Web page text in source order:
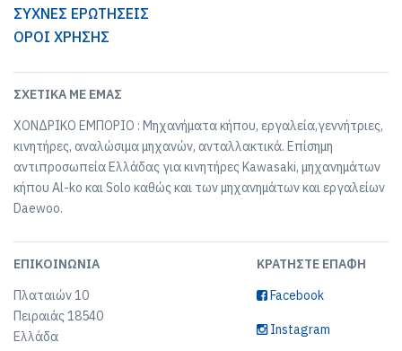
ΣΥΧΝΕΣ ΕΡΩΤΗΣΕΙΣ
ΟΡΟΙ ΧΡΗΣΗΣ
ΣΧΕΤΙΚΆ ΜΕ ΕΜΆΣ
ΧΟΝΔΡΙΚΟ ΕΜΠΟΡΙΟ : Μηχανήματα κήπου, εργαλεία,γεννήτριες,
κινητήρες, αναλώσιμα μηχανών, ανταλλακτικά. Επίσημη
αντιπροσωπεία Ελλάδας για κινητήρες Kawasaki, μηχανημάτων
κήπου Al-ko και Solo καθώς και των μηχανημάτων και εργαλείων
Daewoo.
ΕΠΙΚΟΙΝΩΝΊΑ
Πλαταιών 10
Πειραιάς 18540
Ελλάδα
ΚΡΑΤΉΣΤΕ ΕΠΑΦΉ
Facebook
Instagram